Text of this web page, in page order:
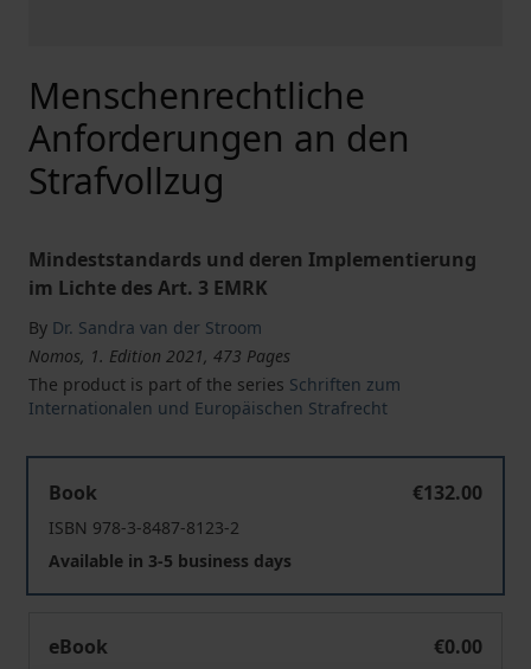
Menschenrechtliche
Anforderungen an den
Strafvollzug
Mindeststandards und deren Implementierung
im Lichte des Art. 3 EMRK
By Dr. Sandra van der Stroom
Nomos, 1. Edition 2021, 473 Pages
The product is part of the series Schriften zum
Internationalen und Europäischen Strafrecht
Book
€132.00
ISBN 978-3-8487-8123-2
Available in 3-5 business days
eBook
€0.00